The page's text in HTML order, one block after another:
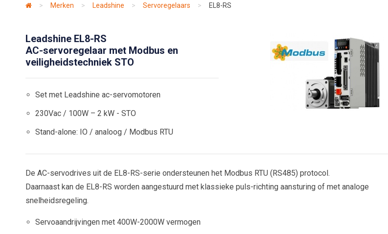
> Merken > Leadshine > Servoregelaars > EL8-RS
Leadshine EL8-RS
AC-servoregelaar met Modbus en
veiligheidstechniek STO
Set met Leadshine ac-servomotoren
230Vac / 100W – 2 kW - STO
Stand-alone: IO / analoog / Modbus RTU
De AC-servodrives uit de EL8-RS-serie ondersteunen het Modbus RTU (RS485) protocol.
Daarnaast kan de EL8-RS worden aangestuurd met klassieke puls-richting aansturing of met analoge
snelheidsregeling.
Servoaandrijvingen met 400W-2000W vermogen